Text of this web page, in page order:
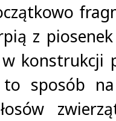
z
konstrukcji
sposób na